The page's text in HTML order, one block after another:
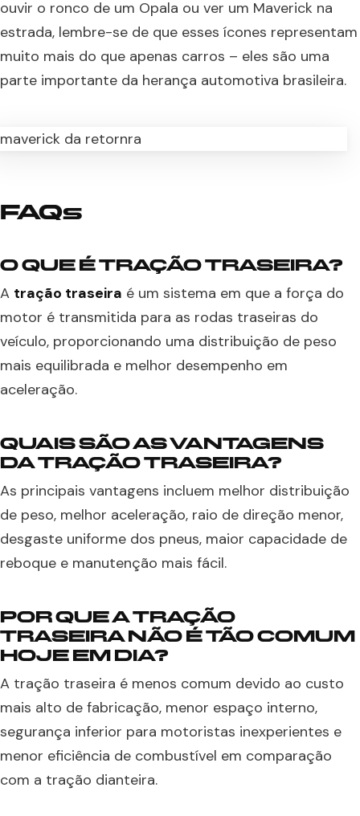
ouvir o ronco de um Opala ou ver um Maverick na
estrada, lembre-se de que esses ícones representam
muito mais do que apenas carros – eles são uma
parte importante da herança automotiva brasileira.
FAQs
O QUE É TRAÇÃO TRASEIRA?
A tração traseira é um sistema em que a força do
motor é transmitida para as rodas traseiras do
veículo, proporcionando uma distribuição de peso
mais equilibrada e melhor desempenho em
aceleração.
QUAIS SÃO AS VANTAGENS
DA TRAÇÃO TRASEIRA?
As principais vantagens incluem melhor distribuição
de peso, melhor aceleração, raio de direção menor,
desgaste uniforme dos pneus, maior capacidade de
reboque e manutenção mais fácil.
POR QUE A TRAÇÃO
TRASEIRA NÃO É TÃO COMUM
HOJE EM DIA?
A tração traseira é menos comum devido ao custo
mais alto de fabricação, menor espaço interno,
segurança inferior para motoristas inexperientes e
menor eficiência de combustível em comparação
com a tração dianteira.